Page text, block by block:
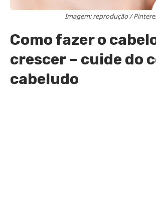
Imagem: reprodução /
Como fazer o
crescer – cuide do
cabeludo